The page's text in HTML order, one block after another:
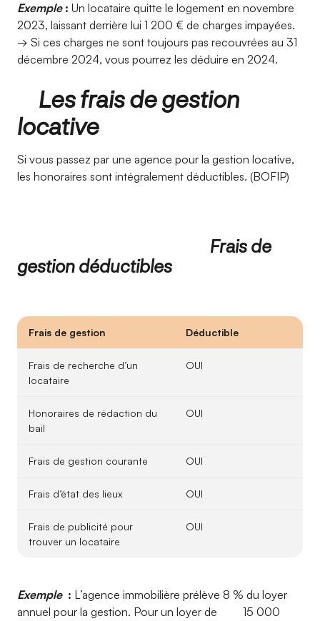
Exemple: Un locataire quitte le logement en novembre
2023, laissant derrière lui 1 200 € de charges impayées.
→ Si ces charges ne sont toujours pas recouvrées au 31
décembre 2024, vous pourrez les déduire en 2024.
Les frais de gestion
locative
Si vous passez par une agence pour la gestion locative,
les honoraires sont intégralement déductibles. (BOFIP)
Frais de
gestion déductibles
Frais de gestion Déductible
Frais de recherche d’un
locataire
OUI
Honoraires de rédaction du
bail
OUI
Frais de gestion courante OUI
Frais d’état des lieux OUI
Frais de publicité pour
trouver un locataire
OUI
Exemple: L’agence immobilière prélève 8 % du loyer
annuel pour la gestion. Pour un loyer de 15 000